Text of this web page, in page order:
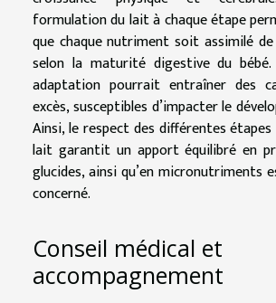
formulation du lait à chaque étape
que chaque nutriment soit assimilé
selon la maturité digestive du
adaptation pourrait entraîner des
excès, susceptibles d’impacter le
Ainsi, le respect des différentes
lait garantit un apport équilibré en
glucides, ainsi qu’en micronutriments
concerné.
Conseil médical et
accompagnement